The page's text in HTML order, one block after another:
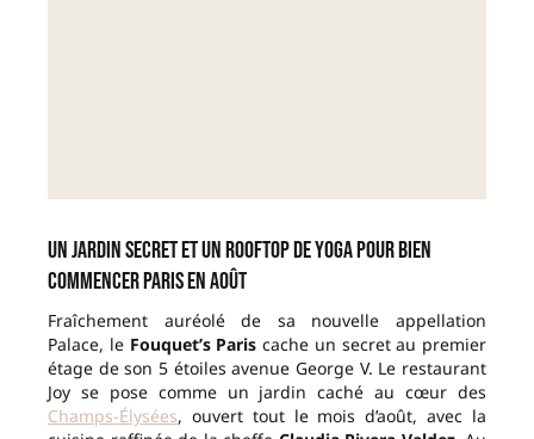
Un jardin secret et un rooftop de yoga pour bien
commencer Paris en août
Fraîchement auréolé de sa nouvelle appellation
Palace, le Fouquet’s Paris cache un secret au premier
étage de son 5 étoiles avenue George V. Le restaurant
Joy se pose comme un jardin caché au cœur des
Champs-Élysées, ouvert tout le mois d’août, avec la